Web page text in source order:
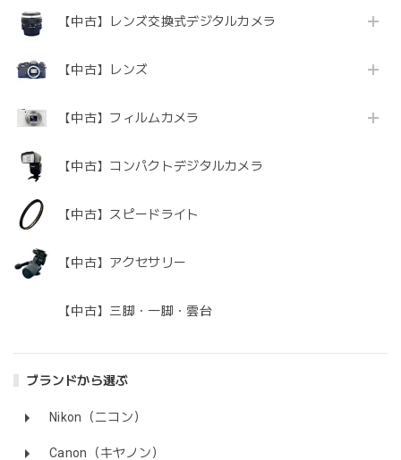
【中古】レンズ交換式デジタルカメラ
【中古】レンズ
【中古】フィルムカメラ
【中古】コンパクトデジタルカメラ
【中古】スピードライト
【中古】アクセサリー
【中古】三脚・一脚・雲台
ブランドから選ぶ
Nikon（ニコン）
Canon（キヤノン）